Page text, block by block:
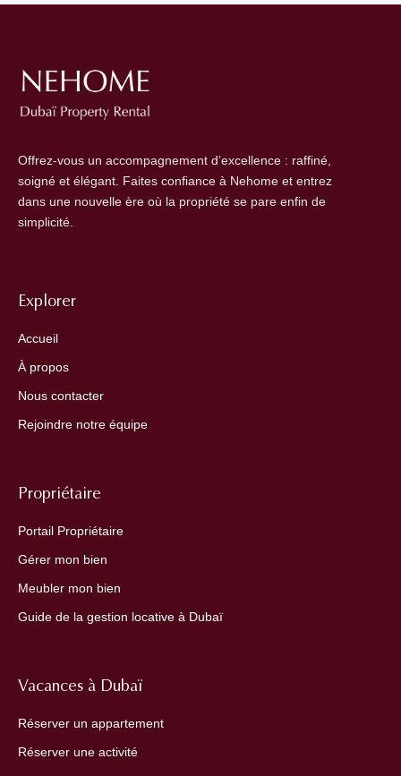
Offrez-vous un accompagnement d’excellence : raffiné,
soigné et élégant. Faites confiance à Nehome et entrez
dans une nouvelle ère où la propriété se pare enfin de
simplicité.
Explorer
Accueil
À propos
Nous contacter
Rejoindre notre équipe
Propriétaire
Portail Propriétaire
Gérer mon bien
Meubler mon bien
Guide de la gestion locative à Dubaï
Vacances à Dubaï
Réserver un appartement
Réserver une activité